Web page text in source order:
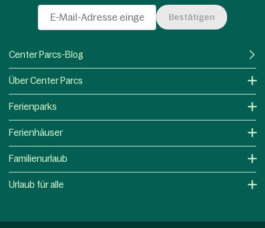
Bestätigen
Center Parcs-Blog
Über Center Parcs
Ferienparks
Ferienhäuser
Familienurlaub
Urlaub für alle